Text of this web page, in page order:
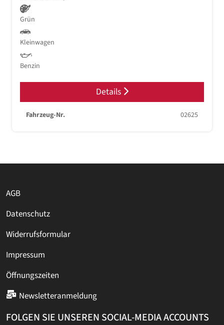
Grün
Kleinwagen
Benzin
Details
Fahrzeug-Nr. 02625
AGB
Datenschutz
Widerrufsformular
Impressum
Öffnungszeiten
Newsletteranmeldung
FOLGEN SIE UNSEREN SOCIAL-MEDIA ACCOUNTS